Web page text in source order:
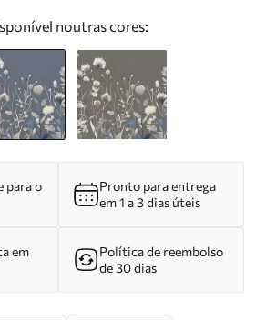
noutras cores:
para o
Pronto para entrega
em 1 a 3 dias úteis
em
Política de reembolso
de 30 dias